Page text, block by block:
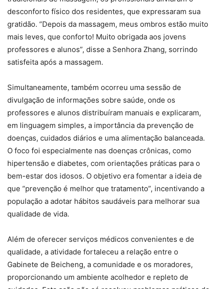
desconforto físico dos residentes, que expressaram sua
gratidão. “Depois da massagem, meus ombros estão muito
mais leves, que conforto! Muito obrigada aos jovens
professores e alunos”, disse a Senhora Zhang, sorrindo
satisfeita após a massagem.
Simultaneamente, também ocorreu uma sessão de
divulgação de informações sobre saúde, onde os
professores e alunos distribuíram manuais e explicaram,
em linguagem simples, a importância da prevenção de
doenças, cuidados diários e uma alimentação balanceada.
O foco foi especialmente nas doenças crônicas, como
hipertensão e diabetes, com orientações práticas para o
bem-estar dos idosos. O objetivo era fomentar a ideia de
que “prevenção é melhor que tratamento”, incentivando a
população a adotar hábitos saudáveis para melhorar sua
qualidade de vida.
Além de oferecer serviços médicos convenientes e de
qualidade, a atividade fortaleceu a relação entre o
Gabinete de Beicheng, a comunidade e os moradores,
proporcionando um ambiente acolhedor e repleto de